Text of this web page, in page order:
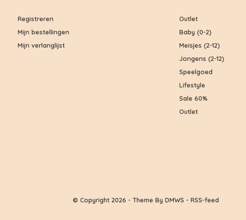
Registreren
Mijn bestellingen
Mijn verlanglijst
Outlet
Baby (0-2)
Meisjes (2-12)
Jongens (2-12)
Speelgoed
Lifestyle
Sale 60%
Outlet
© Copyright 2026 - Theme By DMWS - RSS-feed